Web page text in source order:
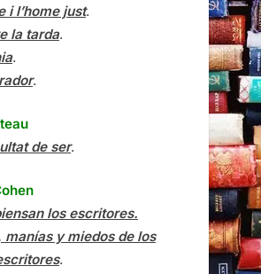
i l’home just.
la tarda.
.
.
de ser.
los escritores.
manías y miedos de los
.